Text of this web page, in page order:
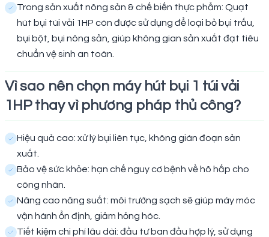
Trong sản xuất nông sản & chế biến thực phẩm: Quạt
hút bụi túi vải 1HP còn được sử dụng để loại bỏ bụi trấu,
bụi bột, bụi nông sản, giúp không gian sản xuất đạt tiêu
chuẩn vệ sinh an toàn.
Vì sao nên chọn máy hút bụi 1 túi vải
1HP thay vì phương pháp thủ công?
Hiệu quả cao: xử lý bụi liên tục, không gián đoạn sản
xuất.
Bảo vệ sức khỏe: hạn chế nguy cơ bệnh về hô hấp cho
công nhân.
Nâng cao năng suất: môi trường sạch sẽ giúp máy móc
vận hành ổn định, giảm hỏng hóc.
Tiết kiệm chi phí lâu dài: đầu tư ban đầu hợp lý, sử dụng